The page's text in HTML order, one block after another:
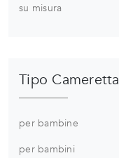
su misura
Tipo Cameretta
per bambine
per bambini